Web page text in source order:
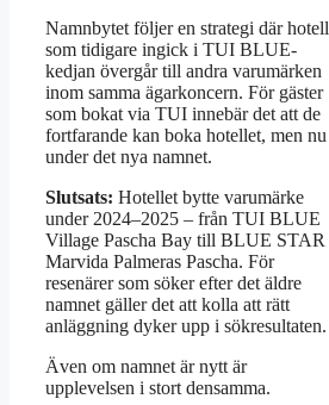
Namnbytet följer en strategi där hotell
som tidigare ingick i TUI BLUE-
kedjan övergår till andra varumärken
inom samma ägarkoncern. För gäster
som bokat via TUI innebär det att de
fortfarande kan boka hotellet, men nu
under det nya namnet.
Slutsats: Hotellet bytte varumärke
under 2024–2025 – från TUI BLUE
Village Pascha Bay till BLUE STAR
Marvida Palmeras Pascha. För
resenärer som söker efter det äldre
namnet gäller det att kolla att rätt
anläggning dyker upp i sökresultaten.
Även om namnet är nytt är
upplevelsen i stort densamma.